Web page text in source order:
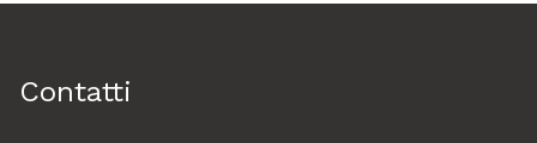
Contatti